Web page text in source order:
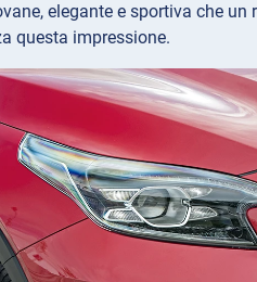
elegante e sportiva che
questa impressione.